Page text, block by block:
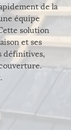
de la
équipe
solution
et ses
définitives,